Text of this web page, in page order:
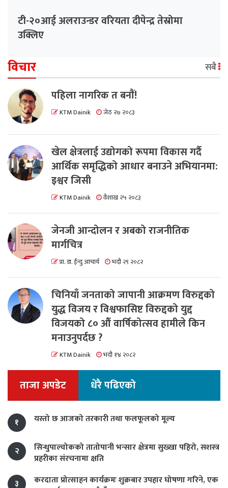
टी-२०आई अलराउन्डर वरियता दीपेन्द्र तेस्रोमा
उक्लिए
विचार सबै
पहिला नागरिक त बनाैं!
KTM Dainik जेठ २७ २०८३
खेल क्षेत्रलाई उद्योगको रूपमा विकास गर्दै
आर्थिक समृद्धिको आधार बनाउने अभियानमा:
इश्वर जिसी
KTM Dainik वैशाख २५ २०८३
जेनजी आन्दोलन र अबको राजनीतिक
मार्गचित्र
प्रा. डा. ईन्दु आचार्य भदौ २९ २०८२
चिनियाँ जनताको जापानी आक्रमण विरुद्दको
युद्ध विजय र विश्वफासिष्ट विरुद्दको युद्द
विजयको ८० औं वार्षिकोत्सव हामीले किन
मनाउनुपर्दछ ?
KTM Dainik भदौ १४ २०८२
ताजा अपडेट धेरै पढिएको
१ यस्तो छ आजको तरकारी तथा फलफूलको मूल्य
२
सिन्धुपाल्चोकको तातोपानी भन्सार क्षेत्रमा सुख्खा पहिरो, सशस्त्र
प्रहरीका संरचनामा क्षति
३
करदाता प्रोत्साहन कार्यक्रमः शुक्रबार उपहार घोषणा गरिने, एक